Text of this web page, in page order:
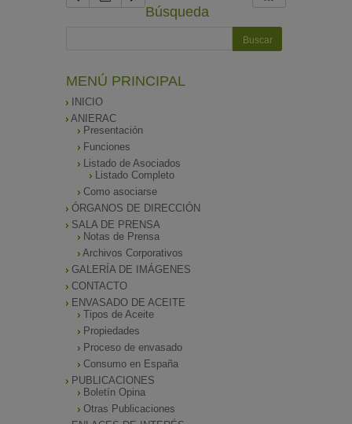
Búsqueda
MENÚ PRINCIPAL
INICIO
ANIERAC
Presentación
Funciones
Listado de Asociados
Listado Completo
Como asociarse
ÓRGANOS DE DIRECCIÓN
SALA DE PRENSA
Notas de Prensa
Archivos Corporativos
GALERÍA DE IMÁGENES
CONTACTO
ENVASADO DE ACEITE
Tipos de Aceite
Propiedades
Proceso de envasado
Consumo en España
PUBLICACIONES
Boletín Opina
Otras Publicaciones